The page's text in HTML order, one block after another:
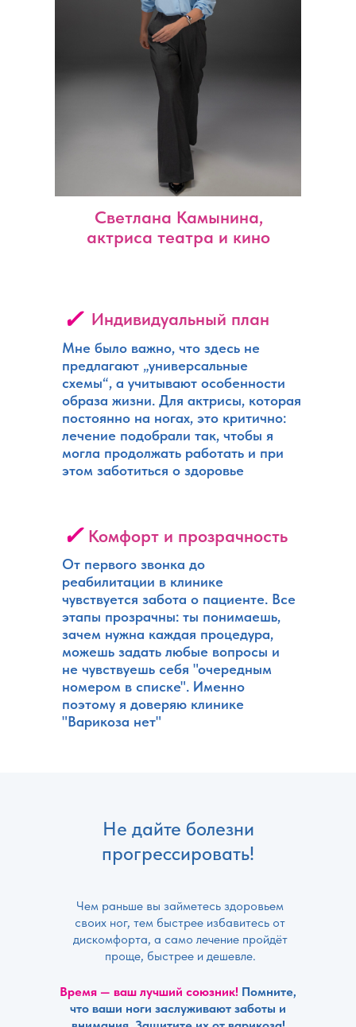
✓ Индивидуальный план
Мне было важно, что здесь не
предлагают „универсальные
схемы“, а учитывают особенности
образа жизни. Для актрисы, которая
постоянно на ногах, это критично:
лечение подобрали так, чтобы я
могла продолжать работать и при
этом заботиться о здоровье
✓ Комфорт и прозрачность
От первого звонка до
реабилитации в клинике
чувствуется забота о пациенте. Все
этапы прозрачны: ты понимаешь,
зачем нужна каждая процедура,
можешь задать любые вопросы и
не чувствуешь себя "очередным
номером в списке". Именно
поэтому я доверяю клинике
"Варикоза нет"
Светлана Камынина,
актриса театра и кино
Не дайте болезни
прогрессировать!
Чем раньше вы займетесь здоровьем
своих ног, тем быстрее избавитесь от
дискомфорта, а само лечение пройдёт
проще, быстрее и дешевле.
Время — ваш лучший союзник! Помните,
что ваши ноги заслуживают заботы и